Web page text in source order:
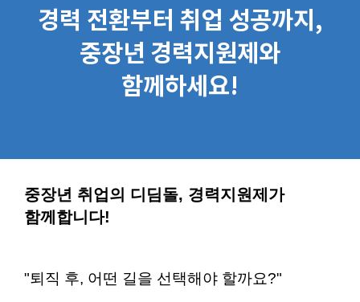
경력 전환부터 취업 성공까지,
중장년 경력지원제와
함께하세요!
중장년 취업의 디딤돌, 경력지원제가
함께합니다!
"퇴직 후, 어떤 길을 선택해야 할까요?"